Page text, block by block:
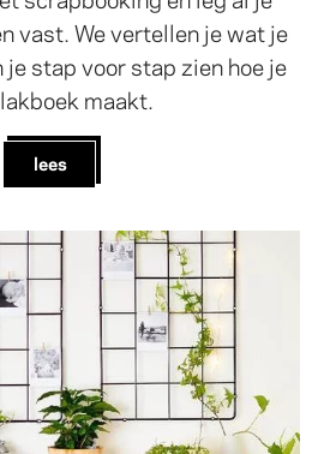
vast. We vertellen je wat je
stap voor stap zien hoe je
maakt.
lees